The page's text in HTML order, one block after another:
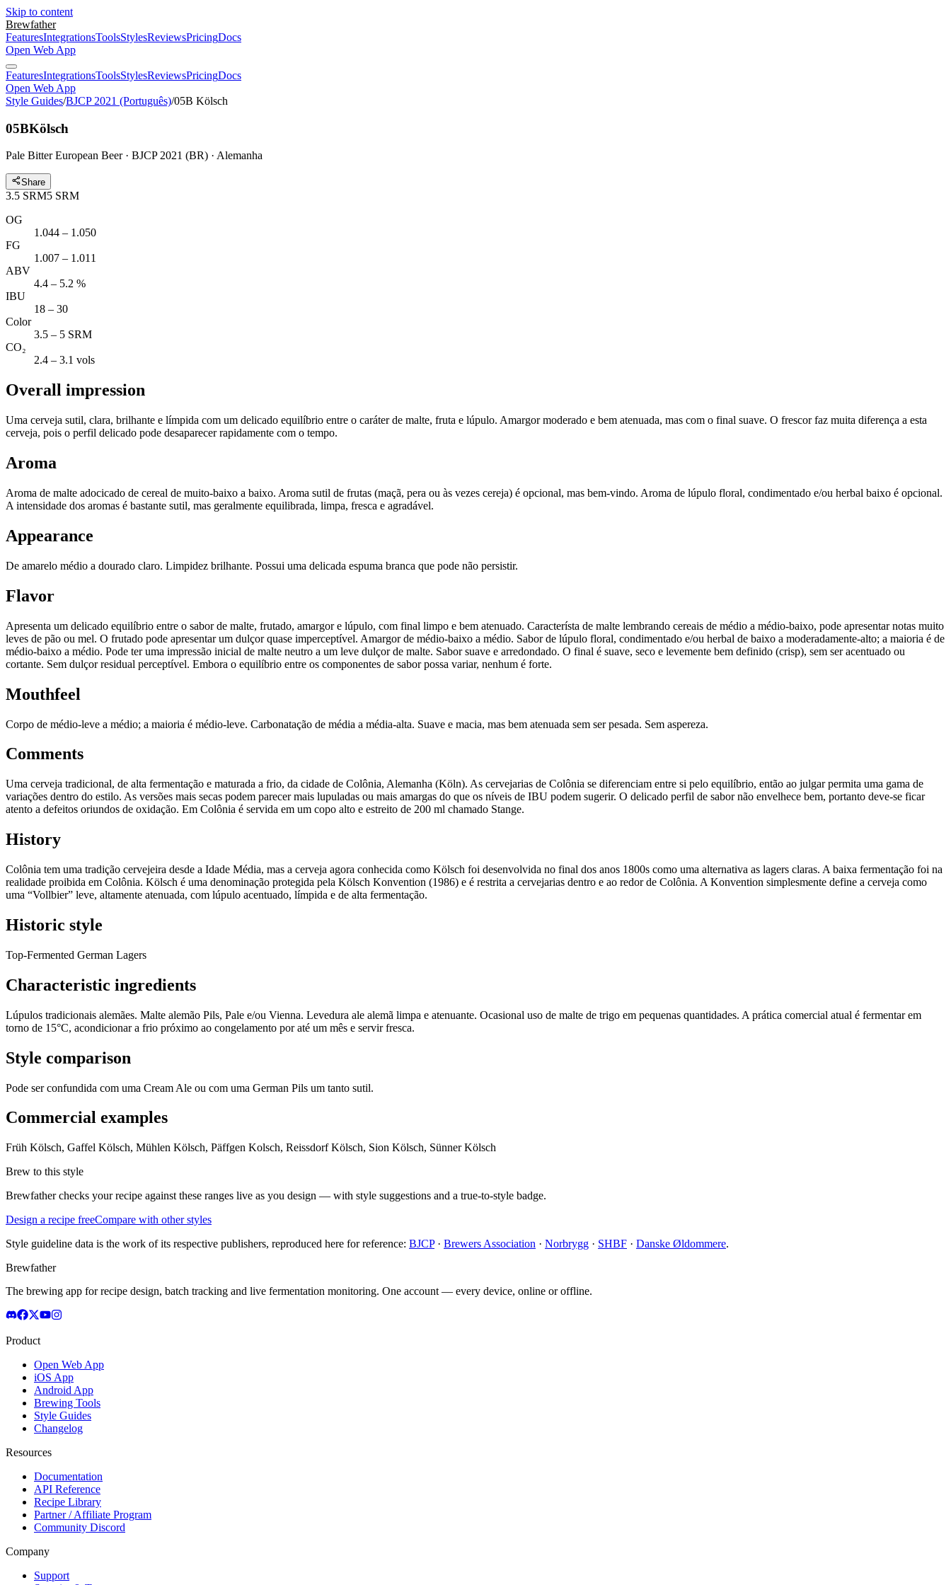
Skip to content
Brewfather
FeaturesIntegrationsToolsStylesReviewsPricingDocs
Open Web App
FeaturesIntegrationsToolsStylesReviewsPricingDocs
Open Web App
Style Guides/BJCP 2021 (Português)/05B Kölsch
05BKölsch
Pale Bitter European Beer · BJCP 2021 (BR) · Alemanha
Share
3.5 SRM5 SRM
OG
1.044 – 1.050
FG
1.007 – 1.011
ABV
4.4 – 5.2 %
IBU
18 – 30
Color
3.5 – 5 SRM
CO₂
2.4 – 3.1 vols
Overall impression
Uma cerveja sutil, clara, brilhante e límpida com um delicado equilíbrio entre o caráter de malte, fruta e lúpulo. Amargor moderado e bem atenuada, mas com o final suave. O frescor faz muita diferença a esta
cerveja, pois o perfil delicado pode desaparecer rapidamente com o tempo.
Aroma
Aroma de malte adocicado de cereal de muito-baixo a baixo. Aroma sutil de frutas (maçã, pera ou às vezes cereja) é opcional, mas bem-vindo. Aroma de lúpulo floral, condimentado e/ou herbal baixo é opcional.
A intensidade dos aromas é bastante sutil, mas geralmente equilibrada, limpa, fresca e agradável.
Appearance
De amarelo médio a dourado claro. Limpidez brilhante. Possui uma delicada espuma branca que pode não persistir.
Flavor
Apresenta um delicado equilíbrio entre o sabor de malte, frutado, amargor e lúpulo, com final limpo e bem atenuado. Característa de malte lembrando cereais de médio a médio-baixo, pode apresentar notas muito
leves de pão ou mel. O frutado pode apresentar um dulçor quase imperceptível. Amargor de médio-baixo a médio. Sabor de lúpulo floral, condimentado e/ou herbal de baixo a moderadamente-alto; a maioria é de
médio-baixo a médio. Pode ter uma impressão inicial de malte neutro a um leve dulçor de malte. Sabor suave e arredondado. O final é suave, seco e levemente bem definido (crisp), sem ser acentuado ou
cortante. Sem dulçor residual perceptível. Embora o equilíbrio entre os componentes de sabor possa variar, nenhum é forte.
Mouthfeel
Corpo de médio-leve a médio; a maioria é médio-leve. Carbonatação de média a média-alta. Suave e macia, mas bem atenuada sem ser pesada. Sem aspereza.
Comments
Uma cerveja tradicional, de alta fermentação e maturada a frio, da cidade de Colônia, Alemanha (Köln). As cervejarias de Colônia se diferenciam entre si pelo equilíbrio, então ao julgar permita uma gama de
variações dentro do estilo. As versões mais secas podem parecer mais lupuladas ou mais amargas do que os níveis de IBU podem sugerir. O delicado perfil de sabor não envelhece bem, portanto deve-se ficar
atento a defeitos oriundos de oxidação. Em Colônia é servida em um copo alto e estreito de 200 ml chamado Stange.
History
Colônia tem uma tradição cervejeira desde a Idade Média, mas a cerveja agora conhecida como Kölsch foi desenvolvida no final dos anos 1800s como uma alternativa as lagers claras. A baixa fermentação foi na
realidade proibida em Colônia. Kölsch é uma denominação protegida pela Kölsch Konvention (1986) e é restrita a cervejarias dentro e ao redor de Colônia. A Konvention simplesmente define a cerveja como
uma “Vollbier” leve, altamente atenuada, com lúpulo acentuado, límpida e de alta fermentação.
Historic style
Top-Fermented German Lagers
Characteristic ingredients
Lúpulos tradicionais alemães. Malte alemão Pils, Pale e/ou Vienna. Levedura ale alemã limpa e atenuante. Ocasional uso de malte de trigo em pequenas quantidades. A prática comercial atual é fermentar em
torno de 15°C, acondicionar a frio próximo ao congelamento por até um mês e servir fresca.
Style comparison
Pode ser confundida com uma Cream Ale ou com uma German Pils um tanto sutil.
Commercial examples
Früh Kölsch, Gaffel Kölsch, Mühlen Kölsch, Päffgen Kolsch, Reissdorf Kölsch, Sion Kölsch, Sünner Kölsch
Brew to this style
Brewfather checks your recipe against these ranges live as you design — with style suggestions and a true-to-style badge.
Design a recipe freeCompare with other styles
Style guideline data is the work of its respective publishers, reproduced here for reference: BJCP· Brewers Association · Norbrygg · SHBF · Danske Øldommere.
Brewfather
The brewing app for recipe design, batch tracking and live fermentation monitoring. One account — every device, online or offline.
Product
Open Web App
iOS App
Android App
Brewing Tools
Style Guides
Changelog
Resources
Documentation
API Reference
Recipe Library
Partner / Affiliate Program
Community Discord
Company
Support